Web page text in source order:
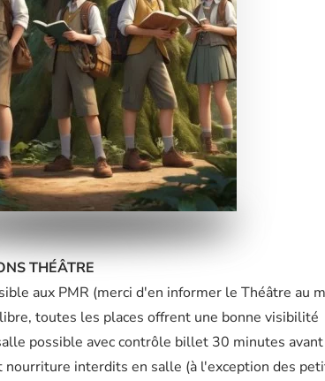
THÉÂTRE
aux PMR (merci d'en informer le Théâtre au
toutes les places offrent une bonne visibilité
possible avec contrôle billet 30 minutes
nourriture interdits en salle (à l'exception des